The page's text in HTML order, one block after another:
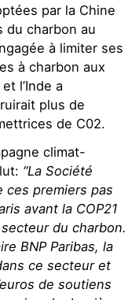
par la Chine
du charbon au
à limiter ses
à charbon aux
l’Inde a
plus de
de C02.
climat-
“La Société
ces premiers pas
avant la COP21
du charbon.
BNP Paribas, la
ce secteur et
de soutiens